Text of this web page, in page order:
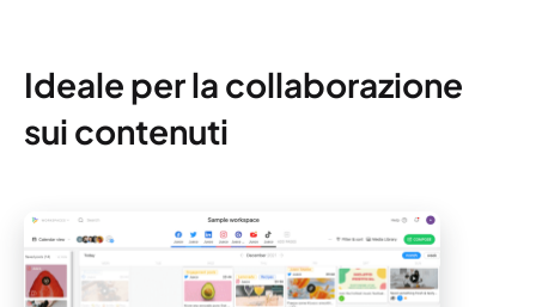
Ideale per la collaborazione
sui contenuti